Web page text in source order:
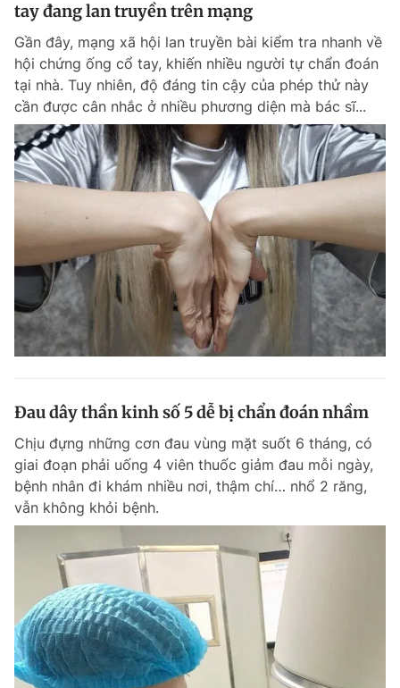
tay đang lan truyền trên mạng
Gần đây, mạng xã hội lan truyền bài kiểm tra nhanh về
hội chứng ống cổ tay, khiến nhiều người tự chẩn đoán
tại nhà. Tuy nhiên, độ đáng tin cậy của phép thử này
cần được cân nhắc ở nhiều phương diện mà bác sĩ...
Đau dây thần kinh số 5 dễ bị chẩn đoán nhầm
Chịu đựng những cơn đau vùng mặt suốt 6 tháng, có
giai đoạn phải uống 4 viên thuốc giảm đau mỗi ngày,
bệnh nhân đi khám nhiều nơi, thậm chí… nhổ 2 răng,
vẫn không khỏi bệnh.